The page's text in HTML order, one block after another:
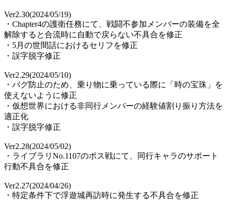
Ver2.30(2024/05/19)
・Chapter4の護衛任務にて、戦闘不参加メンバーの装備を全
解除すると合流時に自動で戻らない不具合を修正
・5月の世間話におけるセリフを修正
・誤字脱字修正
Ver2.29(2024/05/10)
・バグ防止のため、乗り物に乗っている際に「時の宝珠」を
使えないように修正
・仮想世界における非同行メンバーの経験値割り振り方法を
適正化
・誤字脱字修正
Ver2.28(2024/05/02)
・ライブラリNo.1107のボス戦にて、同行キャラのサポート
行動不具合を修正
Ver2.27(2024/04/26)
・特定条件下で浮遊城再訪時に発生する不具合を修正